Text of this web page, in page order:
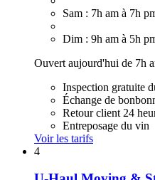
Sam : 7h am à 7h
Dim : 9h am à 5h
Ouvert aujourd'hui de 7h
Inspection gratuite
Échange de
Retour client 24
Entreposage du vin
Voir les tarifs
4